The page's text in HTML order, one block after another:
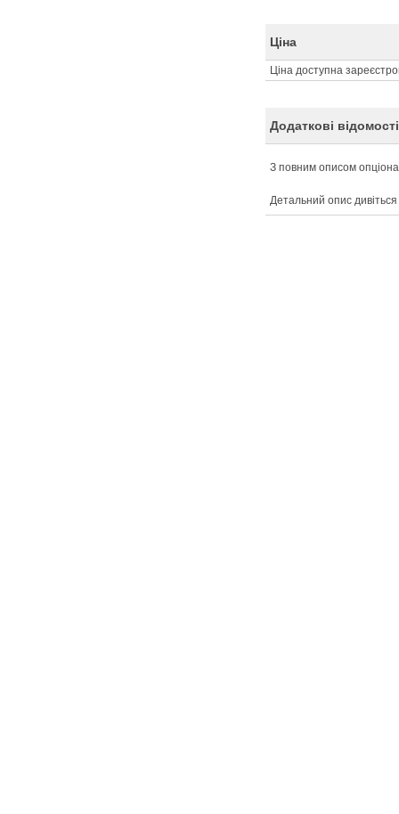
Ціна
Ціна доступна
Додаткові відомості
З повним описом
Детальний опис дивіться